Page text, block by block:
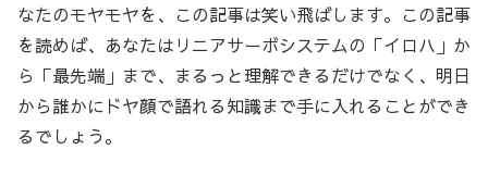
なたのモヤモヤを、この記事は笑い飛ばします。この記事
を読めば、あなたはリニアサーボシステムの「イロハ」か
ら「最先端」まで、まるっと理解できるだけでなく、明日
から誰かにドヤ顔で語れる知識まで手に入れることができ
るでしょう。